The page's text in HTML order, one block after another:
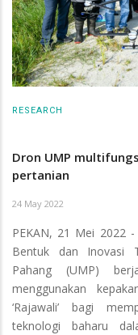
RESEARCH
Dron UMP
pertanian
24 May 2022
PEKAN, 21 Mei 2022
Bentuk dan Inovasi
Pahang (UMP)
menggunakan
‘Rajawali’ bagi
teknologi baharu